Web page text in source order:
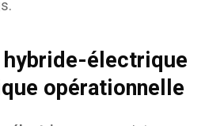
hybride-électrique
opérationnelle